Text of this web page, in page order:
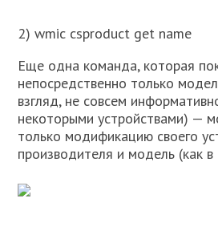
2) wmic csproduct get name
Еще одна команда, которая
непосредственно только
взгляд, не совсем
некоторыми устройствами) —
только модификацию своего
производителя и модель (как